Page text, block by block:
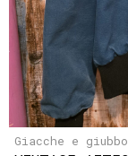
Giacche e